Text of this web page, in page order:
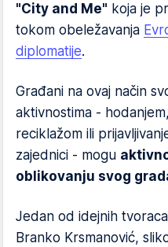
"City and Me" koja je
tokom obeležavanja
diplomatije.
Građani na ovaj način
aktivnostima -
reciklažom ili
zajednici - mogu
oblikovanju svog
Jedan od idejnih
Branko Krsmanović,